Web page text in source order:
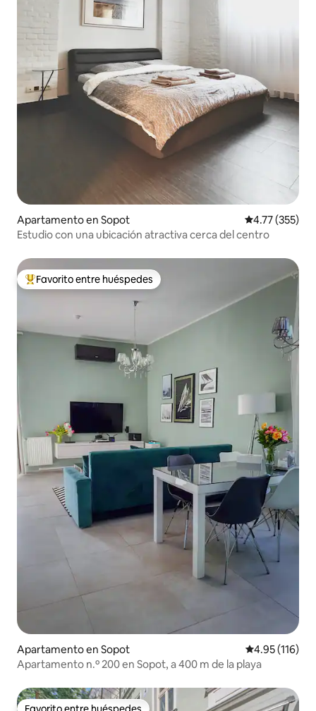
Apartamento en Sopot Calificación
4.77 (355)
Estudio con una ubicación atractiva cerca del centro
Favorito entre huéspedes preferido
Favorito entre huéspedes
Apartamento en Sopot Calificación
4.95 (116)
Apartamento n.º 200 en Sopot, a 400 m de la playa